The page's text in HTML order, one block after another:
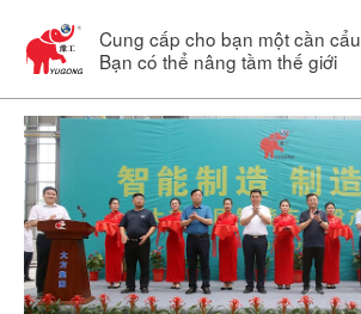
Cung cấp cho bạn một cần cẩu
Bạn có thể nâng tầm thế giới
Cổng trục
Cần cẩu trên cao
Cầu trục xoay